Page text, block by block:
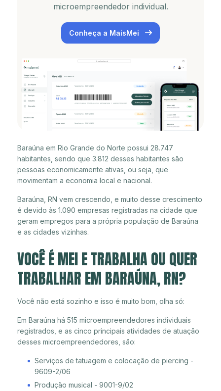
microempreendedor individual.
Conheça a MaisMei
Baraúna em Rio Grande do Norte possui 28.747
habitantes, sendo que 3.812 desses habitantes são
pessoas economicamente ativas, ou seja, que
movimentam a economia local e nacional.
Baraúna, RN vem crescendo, e muito desse crescimento
é devido às 1.090 empresas registradas na cidade que
geram empregos para a própria população de Baraúna
e as cidades vizinhas.
VOCÊ É MEI E TRABALHA OU QUER
TRABALHAR EM BARAÚNA, RN?
Você não está sozinho e isso é muito bom, olha só:
Em Baraúna há 515 microempreendedores individuais
registrados, e as cinco principais atividades de atuação
desses microempreendedores, são:
Serviços de tatuagem e colocação de piercing -
9609-2/06
Produção musical - 9001-9/02